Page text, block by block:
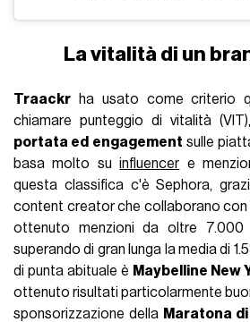
La vitalità di un
Traackr ha usato come criterio
chiamare punteggio di vitalità
portata ed engagement sulle
basa molto suinfluencere
questa classifica c'è Sephora,
content creator che collaborano con
ottenuto menzioni da oltre
superando di gran lunga la media di
di punta abituale è Maybelline New
ottenuto risultati particolarmente
sponsorizzazione della Maratona